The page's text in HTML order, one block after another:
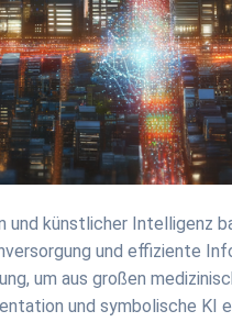
und künstlicher Intelligenz
und effiziente
um aus großen
und symbolische KI